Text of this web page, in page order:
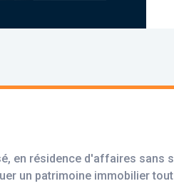
en résidence d'affaires sans
un patrimoine immobilier